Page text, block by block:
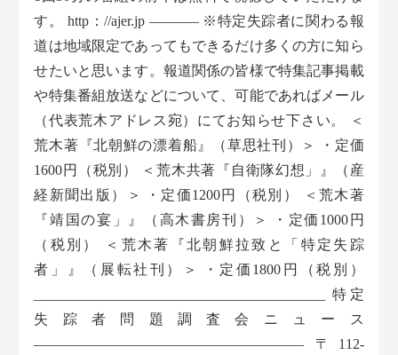
す。 http：//ajer.jp ———– ※特定失踪者に関わる報
道は地域限定であってもできるだけ多くの方に知ら
せたいと思います。報道関係の皆様で特集記事掲載
や特集番組放送などについて、可能であればメール
（代表荒木アドレス宛）にてお知らせ下さい。 ＜
荒木著『北朝鮮の漂着船』（草思社刊）＞ ・定価
1600円（税別） ＜荒木共著『自衛隊幻想」』（産
経新聞出版）＞ ・定価1200円（税別） ＜荒木著
『靖国の宴」』（高木書房刊）＞ ・定価1000円
（税別） ＜荒木著『北朝鮮拉致と「特定失踪
者」』（展転社刊）＞ ・定価1800円（税別）
_________________________________________ 特定
失踪者問題調査会ニュース
——————————————————— 〒112-